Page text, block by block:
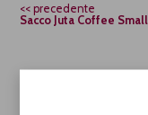
precedente
Sacco Juta Coffee Small